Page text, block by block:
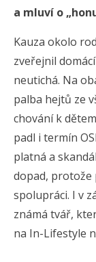
a mluví o
Kauza okolo
zveřejnil
neutichá. Na
palba hejtů ze
chování k
padl i termín
platná a
dopad, protože
spolupráci. I v
známá tvář,
na In-Lifestyle